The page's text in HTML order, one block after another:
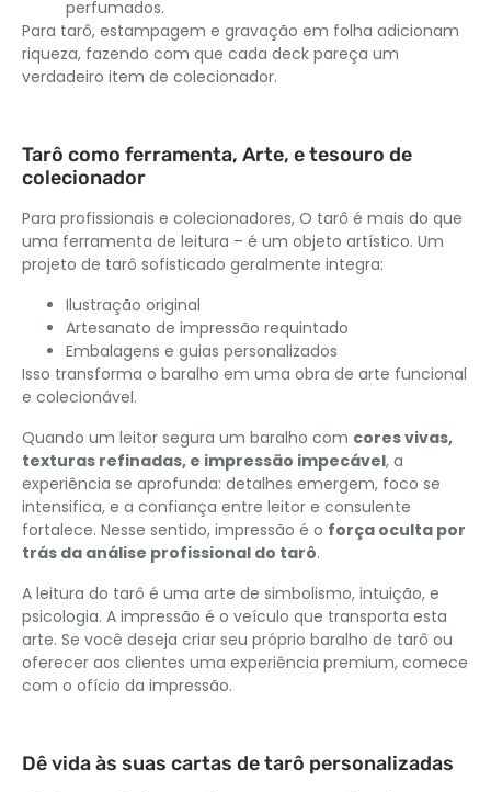
perfumados.
Para tarô, estampagem e gravação em folha adicionam
riqueza, fazendo com que cada deck pareça um
verdadeiro item de colecionador.
Tarô como ferramenta, Arte, e tesouro de
colecionador
Para profissionais e colecionadores, O tarô é mais do que
uma ferramenta de leitura – é um objeto artístico. Um
projeto de tarô sofisticado geralmente integra:
Ilustração original
Artesanato de impressão requintado
Embalagens e guias personalizados
Isso transforma o baralho em uma obra de arte funcional
e colecionável.
Quando um leitor segura um baralho com cores vivas,
texturas refinadas, e impressão impecável, a
experiência se aprofunda: detalhes emergem, foco se
intensifica, e a confiança entre leitor e consulente
fortalece. Nesse sentido, impressão é o força oculta por
trás da análise profissional do tarô.
A leitura do tarô é uma arte de simbolismo, intuição, e
psicologia. A impressão é o veículo que transporta esta
arte. Se você deseja criar seu próprio baralho de tarô ou
oferecer aos clientes uma experiência premium, comece
com o ofício da impressão.
Dê vida às suas cartas de tarô personalizadas